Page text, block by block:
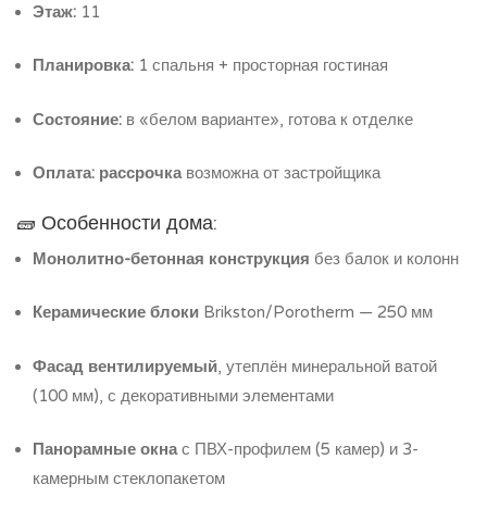
Этаж: 11
Планировка: 1 спальня + просторная гостиная
Состояние: в «белом варианте», готова к отделке
Оплата: рассрочкавозможна от застройщика
🧱 Особенности дома:
Монолитно-бетонная конструкция без балок и колонн
Керамические блоки Brikston/Porotherm — 250 мм
Фасад вентилируемый , утеплён минеральной ватой
(100 мм), с декоративными элементами
Панорамные окнас ПВХ-профилем (5 камер) и 3-
камерным стеклопакетом